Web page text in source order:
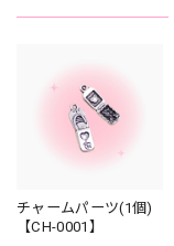
チャームパーツ(1個)
【CH-0001】